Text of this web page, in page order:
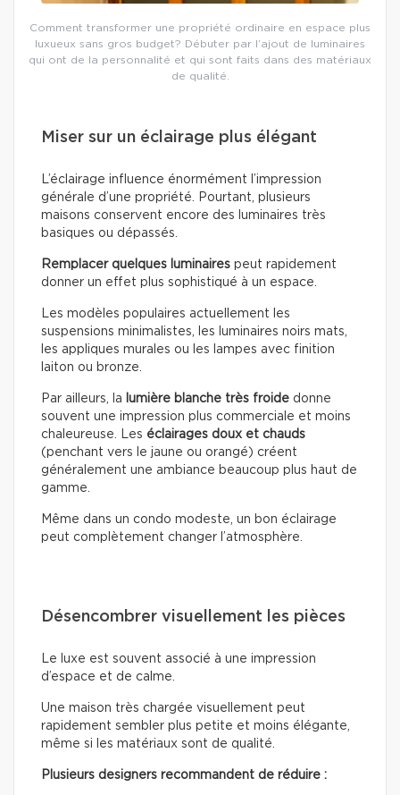
Comment transformer une propriété ordinaire en espace plus
luxueux sans gros budget? Débuter par l’ajout de luminaires
qui ont de la personnalité et qui sont faits dans des matériaux
de qualité.
Miser sur un éclairage plus élégant
L’éclairage influence énormément l’impression
générale d’une propriété. Pourtant, plusieurs
maisons conservent encore des luminaires très
basiques ou dépassés.
Remplacer quelques luminaires peut rapidement
donner un effet plus sophistiqué à un espace.
Les modèles populaires actuellement les
suspensions minimalistes, les luminaires noirs mats,
les appliques murales ou les lampes avec finition
laiton ou bronze.
Par ailleurs, la lumière blanche très froide donne
souvent une impression plus commerciale et moins
chaleureuse. Les éclairages doux et chauds
(penchant vers le jaune ou orangé) créent
généralement une ambiance beaucoup plus haut de
gamme.
Même dans un condo modeste, un bon éclairage
peut complètement changer l’atmosphère.
Désencombrer visuellement les pièces
Le luxe est souvent associé à une impression
d’espace et de calme.
Une maison très chargée visuellement peut
rapidement sembler plus petite et moins élégante,
même si les matériaux sont de qualité.
Plusieurs designers recommandent de réduire :